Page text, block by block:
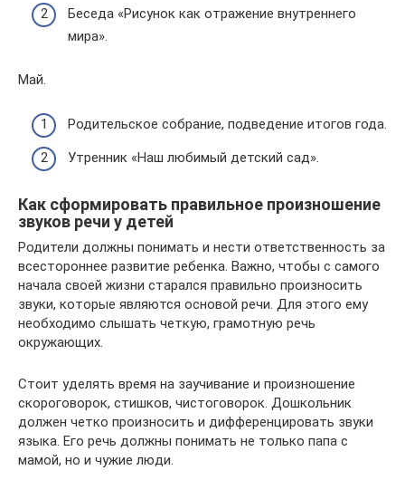
Беседа «Рисунок как отражение внутреннего
мира».
Май.
Родительское собрание, подведение итогов года.
Утренник «Наш любимый детский сад».
Как сформировать правильное произношение
звуков речи у детей
Родители должны понимать и нести ответственность за
всестороннее развитие ребенка. Важно, чтобы с самого
начала своей жизни старался правильно произносить
звуки, которые являются основой речи. Для этого ему
необходимо слышать четкую, грамотную речь
окружающих.
Стоит уделять время на заучивание и произношение
скороговорок, стишков, чистоговорок. Дошкольник
должен четко произносить и дифференцировать звуки
языка. Его речь должны понимать не только папа с
мамой, но и чужие люди.